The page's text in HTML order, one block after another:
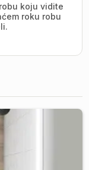
koju vidite
roku robu